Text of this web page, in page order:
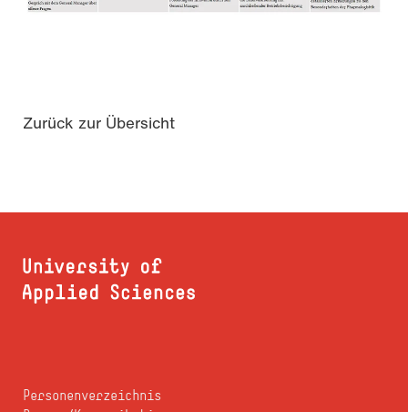
Zurück zur Übersicht
Personenverzeichnis